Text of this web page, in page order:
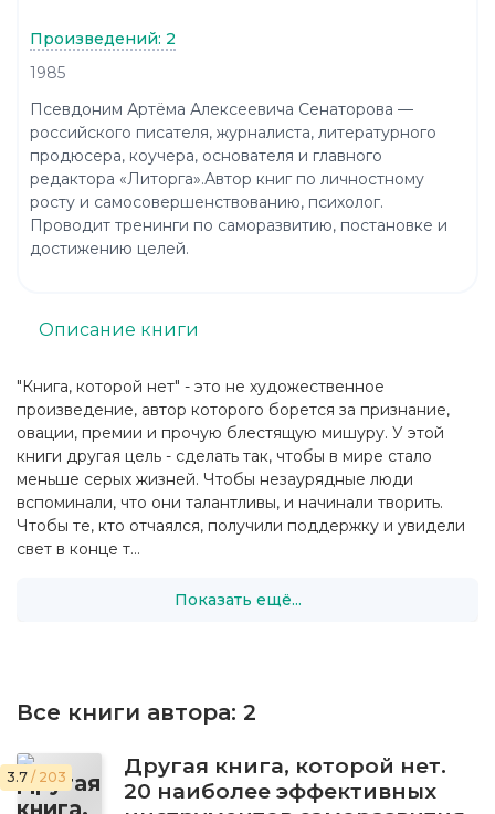
"Книга, которой нет" - это не художественное
произведение, автор которого борется за признание,
овации, премии и прочую блестящую мишуру. У этой
книги другая цель - сделать так, чтобы в мире стало
меньше серых жизней. Чтобы незаурядные люди
вспоминали, что они талантливы, и начинали творить.
Чтобы те, кто отчаялся, получили поддержку и увидели
свет в конце т...
Показать ещё...
Описание книги
Все книги автора: 2
3.7 / 203
Другая книга, которой нет.
20 наиболее эффективных
Произведений: 2
1985
Псевдоним Артёма Алексеевича Сенаторова —
российского писателя, журналиста, литературного
продюсера, коучера, основателя и главного
редактора «Литорга».Автор книг по личностному
росту и самосовершенствованию, психолог.
Проводит тренинги по саморазвитию, постановке и
достижению целей.